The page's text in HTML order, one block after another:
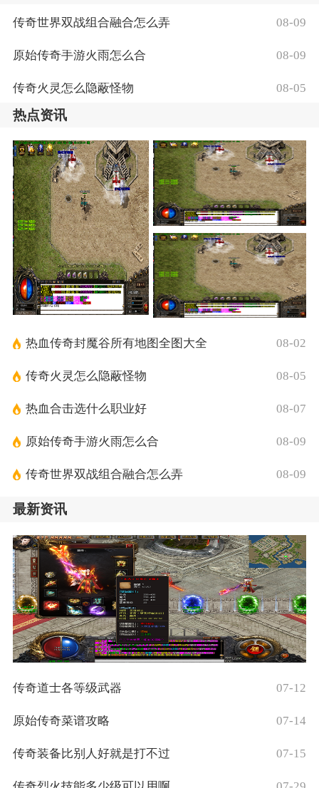
传奇世界双战组合融合怎么弄 08-09
原始传奇手游火雨怎么合 08-09
传奇火灵怎么隐蔽怪物 08-05
热点资讯
热血传奇封魔谷所有地图全图大全 08-02
传奇火灵怎么隐蔽怪物 08-05
热血合击选什么职业好 08-07
原始传奇手游火雨怎么合 08-09
传奇世界双战组合融合怎么弄 08-09
最新资讯
传奇道士各等级武器 07-12
原始传奇菜谱攻略 07-14
传奇装备比别人好就是打不过 07-15